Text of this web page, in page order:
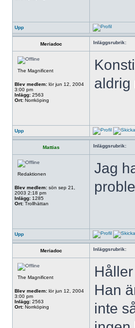
Upp
Meriadoc Inläggsrubrik:
The Magnificent
Blev medlem: lör jun 12, 2004
3:00 pm
Inlägg: 2563
Ort: Norrköping
aldrig
Upp
Mattias Inläggsrubrik:
Redaktionen
Blev medlem: sön sep 21,
2003 2:18 pm
Inlägg: 1285
Ort: Trollhättan
Jag
Upp
Meriadoc Inläggsrubrik:
The Magnificent
Blev medlem: lör jun 12, 2004
3:00 pm
Inlägg: 2563
Ort: Norrköping
Han
inte